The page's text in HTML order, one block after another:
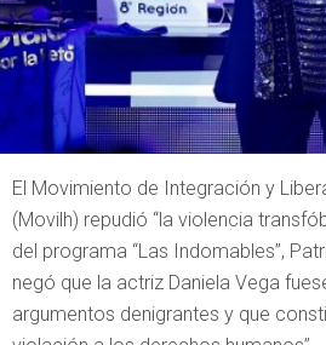
El Movimiento de Integración y
(Movilh) repudió “la violencia
del programa “Las Indomables”,
negó que la actriz Daniela Vega
argumentos denigrantes y que